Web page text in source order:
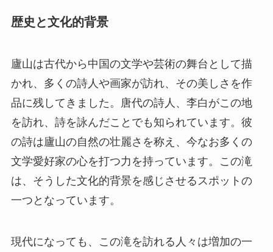
歴史と文化的背景
廬山は古代から中国の文学や芸術の舞台として描
かれ、多くの詩人や画家が訪れ、その美しさを作
品に残してきました。唐代の詩人、李白がこの地
を訪れ、詩を詠んだことでも知られています。彼
の詩は廬山の自然の壮麗さを称え、今なお多くの
文学愛好家の心を打つ力を持っています。この滝
は、そうした文化的背景を感じさせるスポットの
一つとなっています。
現代になっても、この滝を訪れる人々は増加の一